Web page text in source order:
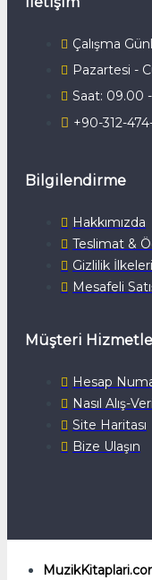
Çalışma
Pazartesi -
Saat: 09.00
+90-312-
Bilgilendirme
Hakkımızda
Teslimat &
Gizlilik İlkeleri
Mesafeli
Müşteri
Hesap
Nasıl Alış-
Site Haritası
Bize Ulaşın